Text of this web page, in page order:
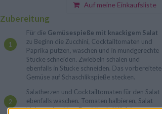
Auf meine Einkaufsliste
Zubereitung
Für die Gemüsespieße mit knackigem Salat
zu Beginn die Zucchini, Cocktailtomaten und
Paprika putzen, waschen und in mundgerechte
Stücke schneiden. Zwiebeln schälen und
ebenfalls in Stücke schneiden. Das vorbereitete
Gemüse auf Schaschlikspieße stecken.
Salatherzen und Cocktailtomaten für den Salat
ebenfalls waschen. Tomaten halbieren, Salat
kleiner schneiden. Fetakäse in Würfel